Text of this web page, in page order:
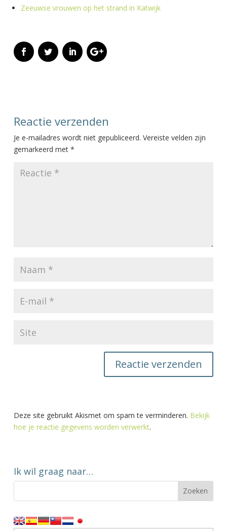
Zeeuwse vrouwen op het strand in Katwijk
Reactie verzenden
Je e-mailadres wordt niet gepubliceerd. Vereiste velden zijn
gemarkeerd met *
Deze site gebruikt Akismet om spam te verminderen. Bekijk
hoe je reactie gegevens worden verwerkt.
Ik wil graag naar…